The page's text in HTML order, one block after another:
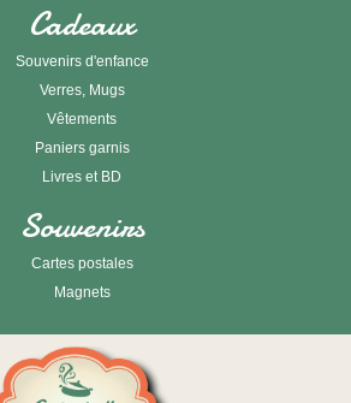
Cadeaux
Souvenirs d'enfance
Verres, Mugs
Vêtements
Paniers garnis
Livres et BD
Souvenirs
Cartes postales
Magnets